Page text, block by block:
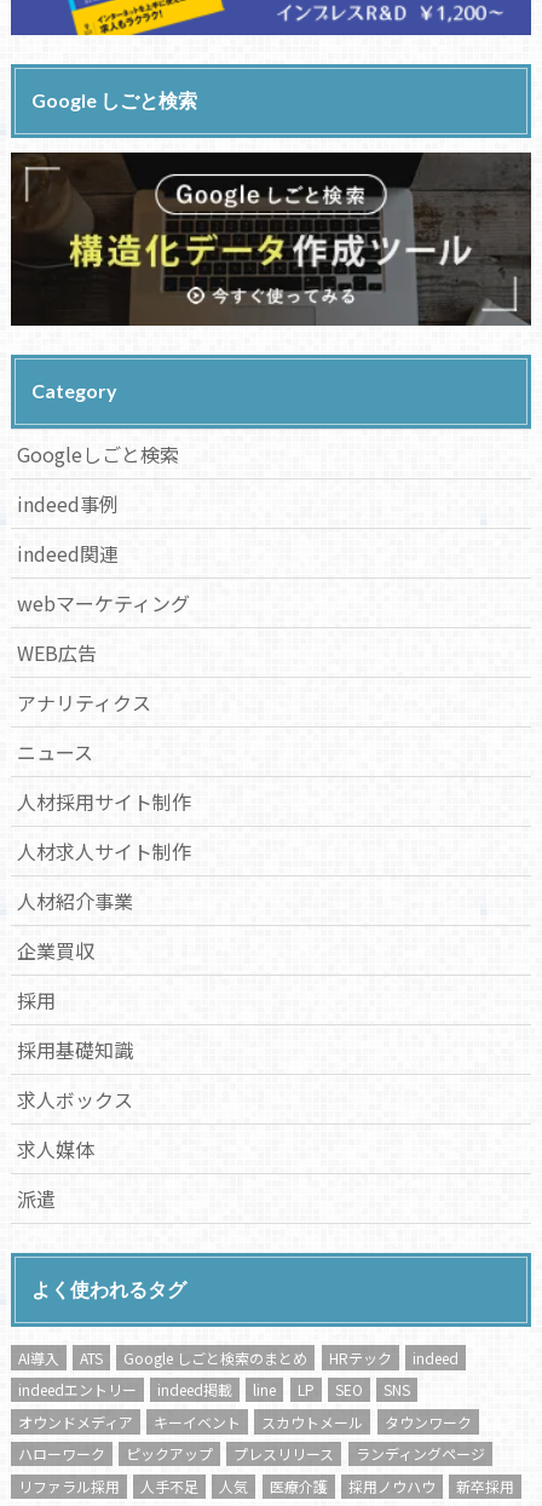
Google しごと検索
Category
Googleしごと検索
indeed事例
indeed関連
webマーケティング
WEB広告
アナリティクス
ニュース
人材採用サイト制作
人材求人サイト制作
人材紹介事業
企業買収
採用
採用基礎知識
求人ボックス
求人媒体
派遣
よく使われるタグ
AI導入 ATS Google しごと検索のまとめ HRテック
indeed
indeedエントリー
indeed掲載 line LP SEO
SNS
オウンドメディア
キーイベント スカウトメール
タウンワーク
ハローワーク
ピックアップ プレスリリース
ランディングページ
リファラル採用
人手不足 人気 医療介護 採用ノウハウ
新卒採用